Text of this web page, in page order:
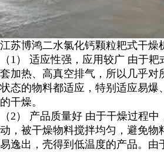
江苏博鸿二水氯化钙颗粒耙式干燥
（ 1 ） 适应性强，应用较广 由于耙
套加热、高真空排气，所以几乎对
状态的物料都适应，特别适应易爆
的干燥。
（2 ） 产品质量好 由于干燥过程中
动，被干燥物料搅拌均匀，避免物
易逸出，壳得到低温度的产品。由